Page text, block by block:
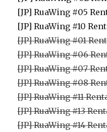
[JP] RuaWing #05
[JP] RuaWing #10
[JP] RuaWing #01
[JP] RuaWing #06
[JP] RuaWing #07
[JP] RuaWing #08
[JP] RuaWing #11
[JP] RuaWing #13
[JP] RuaWing #14